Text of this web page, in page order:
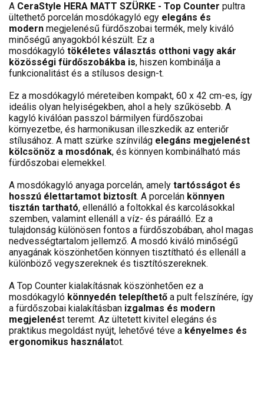
A CeraStyle HERA MATT SZÜRKE - Top Counter pultra
ültethető porcelán mosdókagyló egy elegáns és
modern megjelenésű fürdőszobai termék, mely kiváló
minőségű anyagokból készült. Ez a
mosdókagyló tökéletes választás otthoni vagy akár
közösségi fürdőszobákba is, hiszen kombinálja a
funkcionalitást és a stílusos design-t.
Ez a mosdókagyló méreteiben kompakt, 60 x 42 cm-es, így
ideális olyan helyiségekben, ahol a hely szűkösebb. A
kagyló kiválóan passzol bármilyen fürdőszobai
környezetbe, és harmonikusan illeszkedik az enteriőr
stílusához. A matt szürke színvilág elegáns megjelenést
kölcsönöz a mosdónak, és könnyen kombinálható más
fürdőszobai elemekkel.
A mosdókagyló anyaga porcelán, amely tartósságot és
hosszú élettartamot biztosít. A porcelán könnyen
tisztán tartható, ellenálló a foltokkal és karcolásokkal
szemben, valamint ellenáll a víz- és páraálló. Ez a
tulajdonság különösen fontos a fürdőszobában, ahol magas
nedvességtartalom jellemző. A mosdó kiváló minőségű
anyagának köszönhetően könnyen tisztítható és ellenáll a
különböző vegyszereknek és tisztítószereknek.
A Top Counter kialakításnak köszönhetően ez a
mosdókagyló könnyedén telepíthető a pult felszínére, így
a fürdőszobai kialakításban izgalmas és modern
megjelenést teremt. Az ültetett kivitel elegáns és
praktikus megoldást nyújt, lehetővé téve a kényelmes és
ergonomikus használatot.